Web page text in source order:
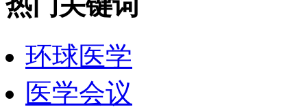
环球医学
医学会议